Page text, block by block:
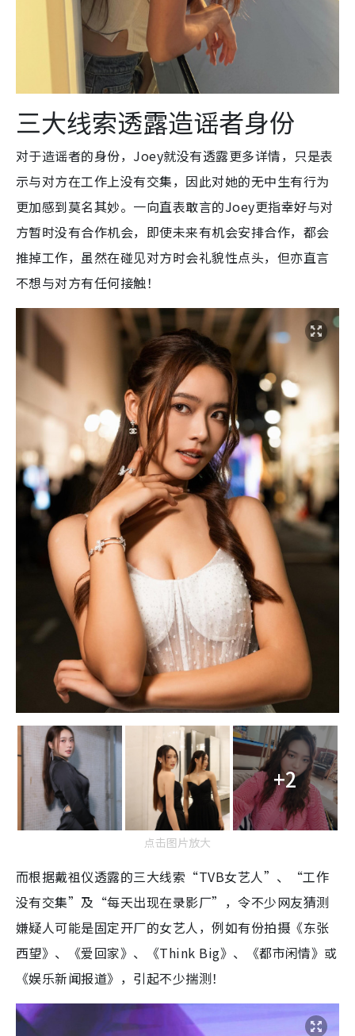
三大线索透露造谣者身份
对于造谣者的身份，Joey就没有透露更多详情，只是表
示与对方在工作上没有交集，因此对她的无中生有行为
更加感到莫名其妙。一向直表敢言的Joey更指幸好与对
方暂时没有合作机会，即使未来有机会安排合作，都会
推掉工作，虽然在碰见对方时会礼貌性点头，但亦直言
不想与对方有任何接触！
+2
点击图片放大
而根据戴祖仪透露的三大线索“TVB女艺人”、“工作
没有交集”及“每天出现在录影厂”，令不少网友猜测
嫌疑人可能是固定开厂的女艺人，例如有份拍摄《东张
西望》、《爱回家》、《Think Big》、《都市闲情》或
《娱乐新闻报道》，引起不少揣测！